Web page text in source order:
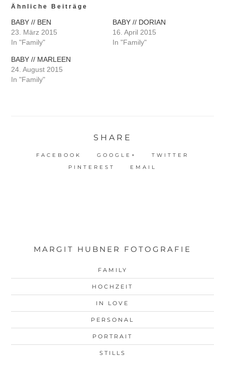
(Wird
in
Fenster
geöffnet)
(Wird
in
geöffnet)
Ähnliche Beiträge
BABY // BEN
23. März 2015
In "Family"
BABY // DORIAN
16. April 2015
In "Family"
BABY // MARLEEN
24. August 2015
In "Family"
SHARE
FACEBOOK GOOGLE+
TWITTER
PINTEREST
EMAIL
MARGIT HUBNER FOTOGRAFIE
FAMILY
HOCHZEIT
IN LOVE
PERSONAL
PORTRAIT
STILLS